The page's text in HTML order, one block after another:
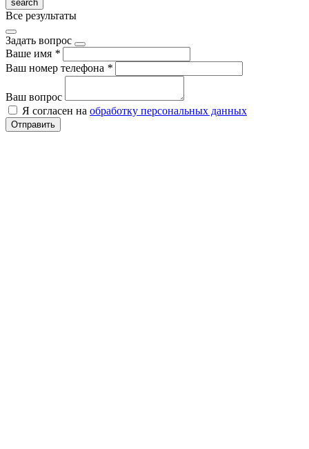
Все результаты
Задать вопрос
Ваше имя *
Ваш номер телефона *
Ваш вопрос
Я согласен на обработку персональных данных
Отправить